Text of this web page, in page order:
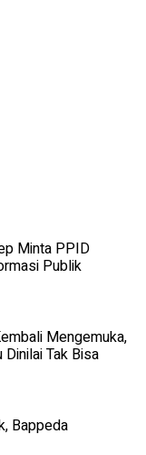
Minta PPID
Publik
Mengemuka,
Tak Bisa
Bappeda